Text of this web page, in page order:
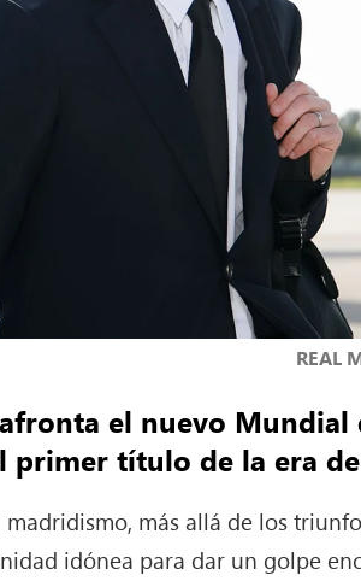
REAL
el nuevo
primer título de la era
más allá de los
idónea para dar un golpe